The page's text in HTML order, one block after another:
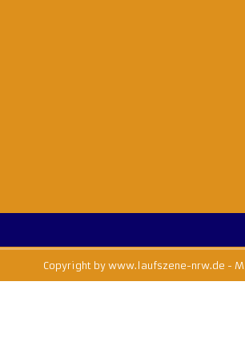
Copyright by www.laufszene-nrw.de -